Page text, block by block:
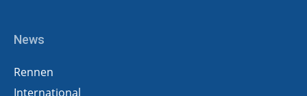
News
Rennen
International